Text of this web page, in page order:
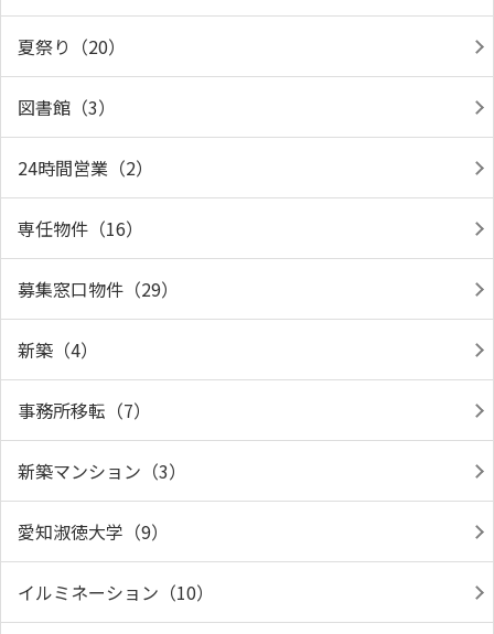
夏祭り（20）
図書館（3）
24時間営業（2）
専任物件（16）
募集窓口物件（29）
新築（4）
事務所移転（7）
新築マンション（3）
愛知淑徳大学（9）
イルミネーション（10）